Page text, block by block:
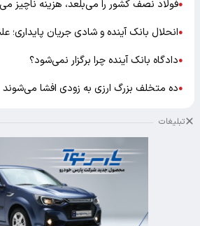
●فولاد نصف کشور را می‌بلعد، هزینه ناچیز
●انحلال بانک آینده و شادی جریان
●دادگاه بانک آینده چرا برگزار نمی‌شود؟
●ده متخلف بزرگ ارزی به زودی افشا می‌شوند
تبلیغات